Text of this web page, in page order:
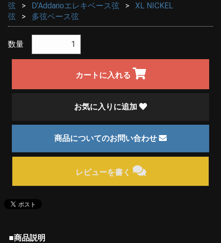
弦
D'Addarioエレキベース弦
XL NICKEL
弦
多弦ベース弦
数量
カートに入れる
お気に入りに追加
商品についてのお問い合わせ
レビューを書く
■商品説明